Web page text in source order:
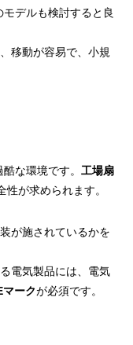
デルも検討すると良
移動が容易で、小規
な環境です。 工場扇
が求められます。
が施されているかを
電気製品には、電気
マークが必須です。